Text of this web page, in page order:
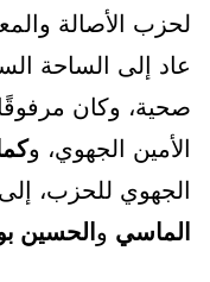
لحزب الأصالة
عاد إلى الساحة
صحية، وكان
الأمين الجهوي، و
الجهوي للحزب، إلى
الماسي و الحسين